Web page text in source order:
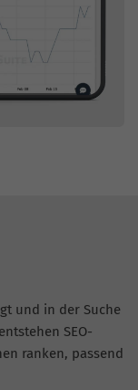
und in der Suche
SEO-
ranken, passend